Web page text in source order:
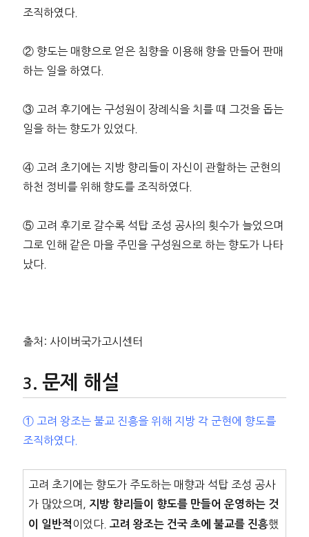
조직하였다.
② 향도는 매향으로 얻은 침향을 이용해 향을 만들어 판매
하는 일을 하였다.
③ 고려 후기에는 구성원이 장례식을 치를 때 그것을 돕는
일을 하는 향도가 있었다.
④ 고려 초기에는 지방 향리들이 자신이 관할하는 군현의
하천 정비를 위해 향도를 조직하였다.
⑤ 고려 후기로 갈수록 석탑 조성 공사의 횟수가 늘었으며
그로 인해 같은 마을 주민을 구성원으로 하는 향도가 나타
났다.
출처: 사이버국가고시센터
문제 해설
① 고려 왕조는 불교 진흥을 위해 지방 각 군현에 향도를
조직하였다.
고려 초기에는 향도가 주도하는 매향과 석탑 조성 공사
가 많았으며,
지방 향리들이 향도를 만들어 운영하는 것
이 일반적 이었다. 고려 왕조는 건국 초에 불교를 진흥했